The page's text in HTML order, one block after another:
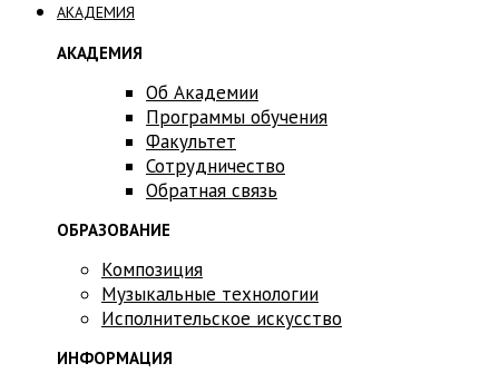
АКАДЕМИЯ
АКАДЕМИЯ
Об Академии
Программы обучения
Факультет
Сотрудничество
Обратная связь
ОБРАЗОВАНИЕ
Композиция
Музыкальные технологии
Исполнительское искусство
ИНФОРМАЦИЯ